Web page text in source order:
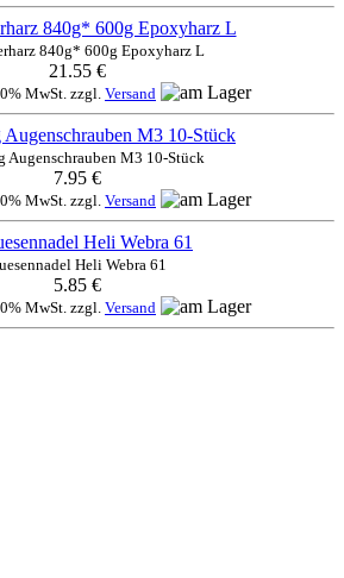
840g* 600g Epoxyharz L
21.55 €
MwSt. zzgl. Versand
Augenschrauben M3 10-Stück
7.95 €
MwSt. zzgl. Versand
Heli Webra 61
5.85 €
MwSt. zzgl. Versand